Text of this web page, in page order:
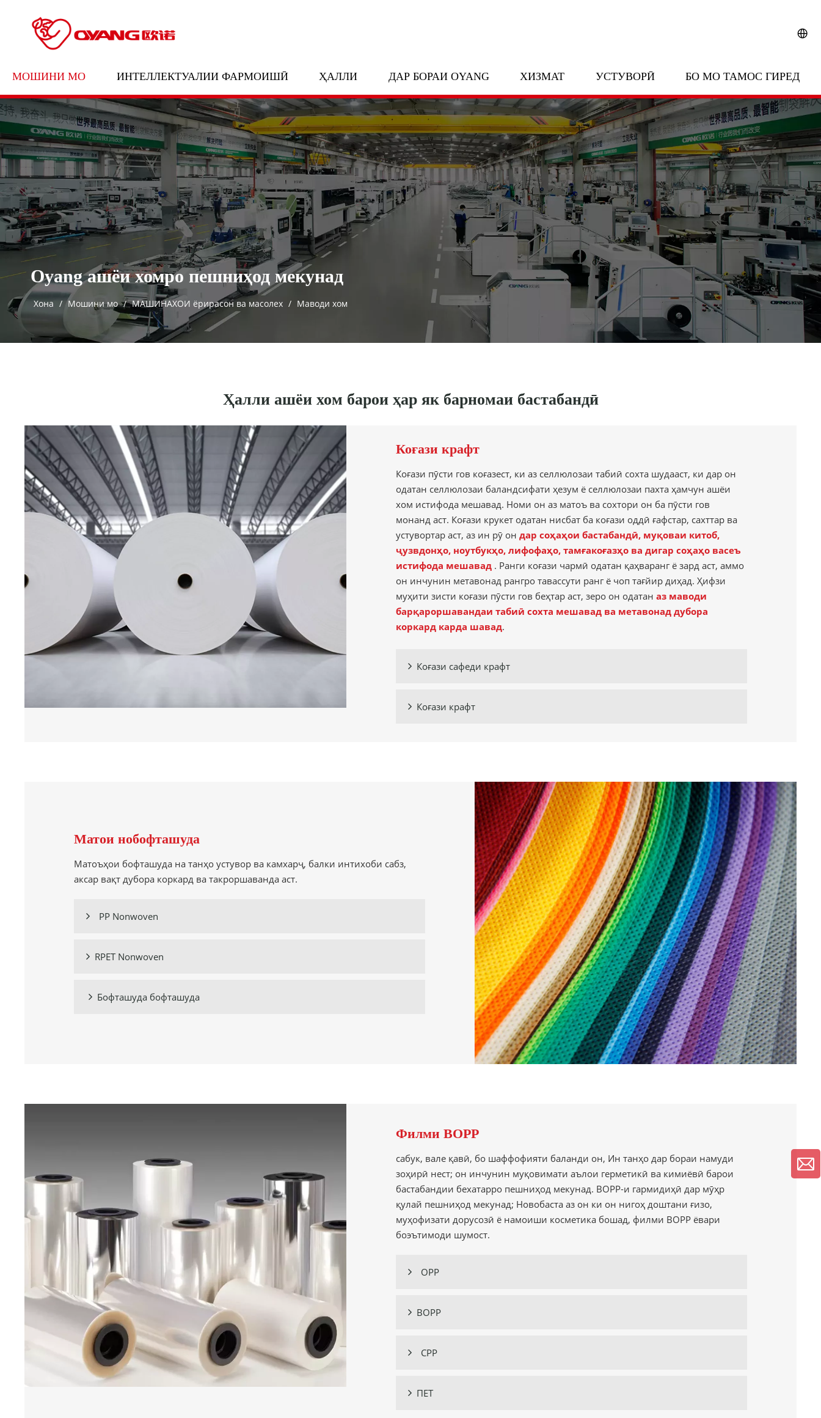
МОШИНИ МО ИНТЕЛЛЕКТУАЛИИ ФАРМОИШӢ ҲАЛЛИ ДАР БОРАИ OYANG ХИЗМАТ УСТУВОРӢ БО МО ТАМОС ГИРЕД
Oyang ашёи хомро пешниҳод мекунад
Хона / Мошини мо / МАШИНАХОИ ёрирасон ва масолех / Маводи хом
Ҳалли ашёи хом барои ҳар як барномаи бастабандӣ
Коғази крафт
Коғази пӯсти гов коғазест, ки аз селлюлозаи табиӣ сохта шудааст, ки дар он
одатан селлюлозаи баландсифати ҳезум ё селлюлозаи пахта ҳамчун ашёи
хом истифода мешавад. Номи он аз матоъ ва сохтори он ба пӯсти гов
монанд аст. Коғази крукет одатан нисбат ба коғази оддӣ ғафстар, сахттар ва
устувортар аст, аз ин рӯ ондар соҳаҳои бастабандӣ, муқоваи китоб,
ҷузвдонҳо, ноутбукҳо, лифофаҳо, тамғакоғазҳо ва дигар соҳаҳо васеъ
истифода мешавад . Ранги коғази чармӣ одатан қаҳваранг ё зард аст, аммо
он инчунин метавонад рангро тавассути ранг ё чоп тағйир диҳад. Ҳифзи
муҳити зисти коғази пӯсти гов беҳтар аст, зеро он одатаназ маводи
барқароршавандаи табиӣ сохта мешавад ва метавонад дубора
коркард карда шавад.
 Коғази сафеди крафт
 Коғази крафт
Матои нобофташуда
Матоъҳои бофташуда на танҳо устувор ва камхарҷ, балки интихоби сабз,
аксар вақт дубора коркард ва такроршаванда аст.
 PP Nonwoven
 RPET Nonwoven
 Бофташуда бофташуда
Филми BOPP
сабук, вале қавӣ, бо шаффофияти баланди он, Ин танҳо дар бораи намуди
зоҳирӣ нест; он инчунин муқовимати аълои герметикӣ ва кимиёвӣ барои
бастабандии бехатарро пешниҳод мекунад. BOPP-и гармидиҳӣ дар мӯҳр
қулай пешниҳод мекунад; Новобаста аз он ки он нигоҳ доштани ғизо,
муҳофизати дорусозӣ ё намоиши косметика бошад, филми BOPP ёвари
боэътимоди шумост.
 OPP
 BOPP
 CPP
 ПЕТ